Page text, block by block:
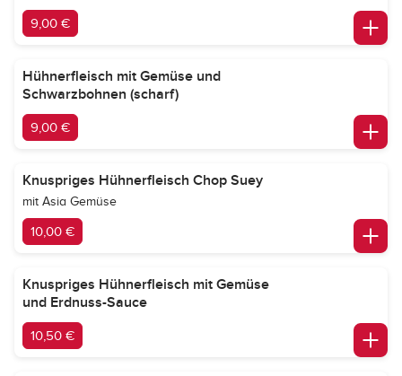
9,00 €
Hühnerfleisch mit Gemüse und
Schwarzbohnen (scharf)
9,00 €
Knuspriges Hühnerfleisch Chop Suey
mit Asia Gemüse
10,00 €
Knuspriges Hühnerfleisch mit Gemüse
und Erdnuss-Sauce
10,50 €